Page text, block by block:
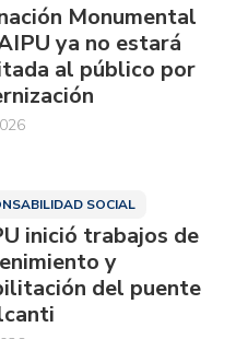
Monumental
ya no estará
al público por
SOCIAL
inició trabajos de
y
del puente